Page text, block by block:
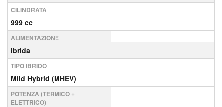
CILINDRATA
999 cc
ALIMENTAZIONE
Ibrida
TIPO IBRIDO
Mild Hybrid (MHEV)
POTENZA (TERMICO +
ELETTRICO)